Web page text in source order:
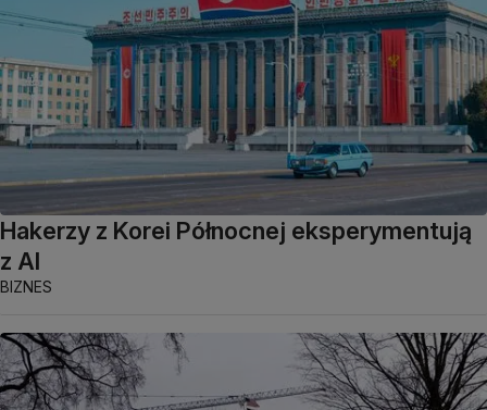
Hakerzy z Korei Północnej eksperymentują
z AI
BIZNES